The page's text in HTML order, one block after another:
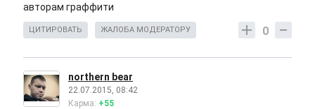
авторам граффити
0
ЦИТИРОВАТЬ ЖАЛОБА МОДЕРАТОРУ
northern bear
22.07.2015, 08:42
Карма: +55